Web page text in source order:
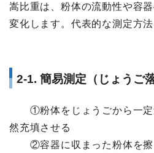
嵩比重は、粉体の流動性や容
変化します。代表的な測定方法
2-1. 簡易測定（じょうご
①粉体をじょうごから一定
然充填させる
②容器に収まった粉体を擦